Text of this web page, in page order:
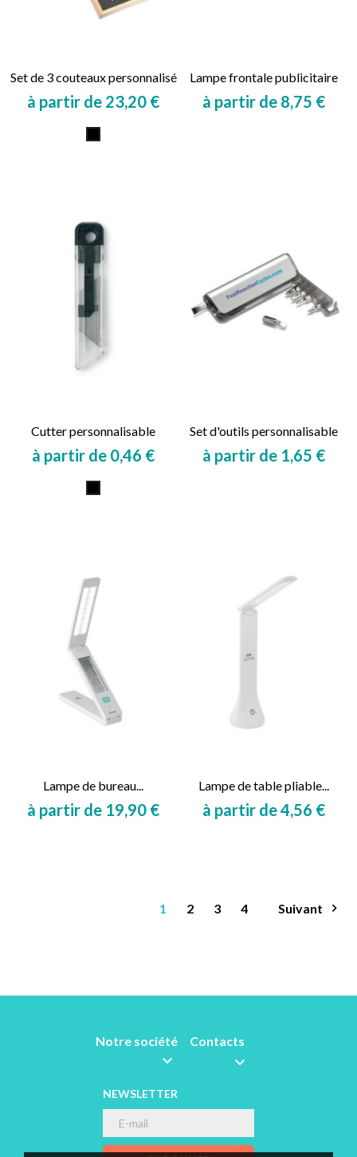
Set de 3 couteaux personnalisé
à partir de 23,20 €
Lampe frontale publicitaire
à partir de 8,75 €
Cutter personnalisable
Prix
à partir de 0,46 €
Set d'outils personnalisable
à partir de 1,65 €
Lampe de bureau...
à partir de 19,90 €
Lampe de table pliable...
à partir de 4,56 €
1 2 3 4 Suivant 
Notre société

Contacts

NEWSLETTER